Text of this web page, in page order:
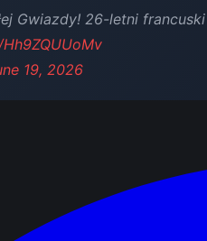
Gwiazdy! 26-letni
19, 2026